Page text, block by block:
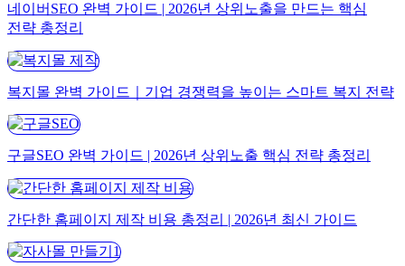
네이버SEO 완벽 가이드 | 2026년 상위노출을 만드는 핵심
전략 총정리
복지몰 완벽 가이드｜기업 경쟁력을 높이는 스마트 복지 전략
구글SEO 완벽 가이드 | 2026년 상위노출 핵심 전략 총정리
간단한 홈페이지 제작 비용 총정리 | 2026년 최신 가이드